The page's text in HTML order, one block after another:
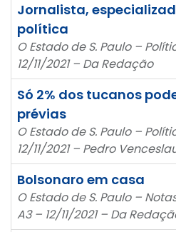
Jornalista,
política
O Estado de S. Paulo –
12/11/2021 – Da Redação
Só 2% dos tucanos
prévias
O Estado de S. Paulo –
12/11/2021 – Pedro
Bolsonaro em casa
O Estado de S. Paulo –
A3 – 12/11/2021 – Da